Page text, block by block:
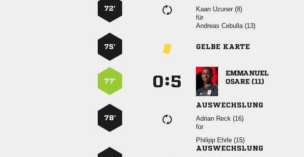
72’
  
für
  
75’ GELBE KARTE
77’ :

 
78’
AUSWECHSLUNG
  
für
  
AUSWECHSLUNG